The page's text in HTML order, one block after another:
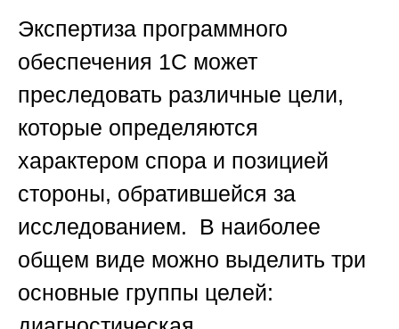
Экспертиза программного
обеспечения 1С может
преследовать различные цели,
которые определяются
характером спора и позицией
стороны, обратившейся за
исследованием. В наиболее
общем виде можно выделить три
основные группы целей: